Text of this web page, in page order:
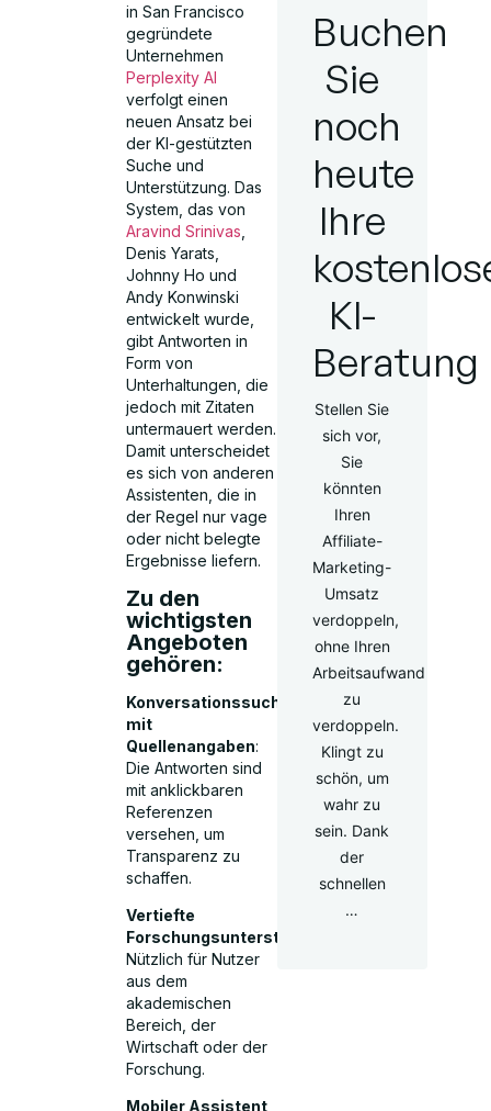
in San Francisco
gegründete
Unternehmen
Perplexity AI
verfolgt einen
neuen Ansatz bei
der KI-gestützten
Suche und
Unterstützung. Das
System, das von
Aravind Srinivas
Denis Yarats,
Johnny Ho und
Andy Konwinski
entwickelt wurde,
gibt Antworten in
Form von
Unterhaltungen, die
jedoch mit Zitaten
untermauert werden.
Damit unterscheidet
es sich von anderen
Assistenten, die in
der Regel nur vage
oder nicht belegte
Ergebnisse liefern.
Zu den
wichtigsten
Angeboten
gehören:
Konversationssuche
mit
Quellenangaben:
Die Antworten sind
mit anklickbaren
Referenzen
versehen, um
Transparenz zu
schaffen.
Vertiefte
Forschungsunterstützung
Nützlich für Nutzer
aus dem
akademischen
Bereich, der
Wirtschaft oder der
Forschung.
Mobiler Assistent
Buchen
Sie
noch
heute
Ihre
KI-
Beratung
Stellen Sie
sich vor,
Sie
könnten
Ihren
Affiliate-
Marketing-
Umsatz
verdoppeln,
ohne Ihren
Arbeitsaufwand
zu
verdoppeln.
Klingt zu
schön, um
wahr zu
sein. Dank
der
schnellen
…